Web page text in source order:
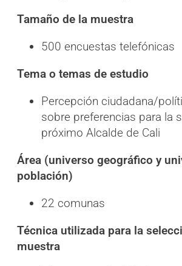
Tamaño de la muestra
500 encuestas telefónicas
Tema o temas de estudio
Percepción ciudadana/
sobre preferencias para la
próximo Alcalde de Cali
Área (universo geográfico y
población)
22 comunas
Técnica utilizada para la
muestra